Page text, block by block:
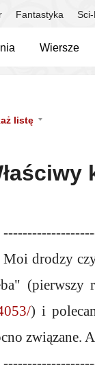
Fantastyka
Wiersze
listę
Moi drodzy
(pierwszy
) i
związane.